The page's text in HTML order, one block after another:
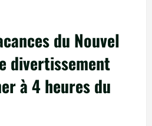
du Nouvel
divertissement
à 4 heures du